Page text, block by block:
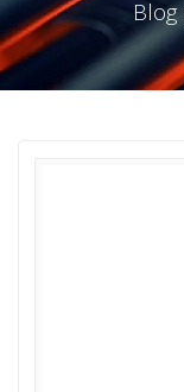
Blog